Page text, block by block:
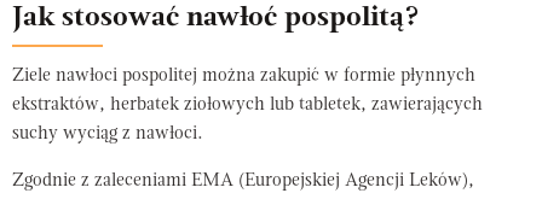
Jak stosować nawłoć pospolitą?
Ziele nawłoci pospolitej można zakupić w formie płynnych
ekstraktów, herbatek ziołowych lub tabletek, zawierających
suchy wyciąg z nawłoci.
Zgodnie z zaleceniami EMA (Europejskiej Agencji Leków),